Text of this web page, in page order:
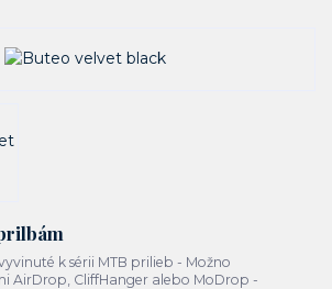
k sérii MTB prilieb - Možno
AirDrop, CliffHanger alebo MoDrop -